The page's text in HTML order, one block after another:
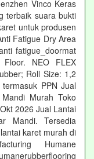
Vinco Keras
terbaik suara bukti
untuk produsen
Fatigue Dry Area
fatigue_doormat
NEO FLEX
Roll Size: 1,2
PPN Jual
Murah Toko
2026 Jual Lantai
Mandi. Tersedia
karet murah di
Humane